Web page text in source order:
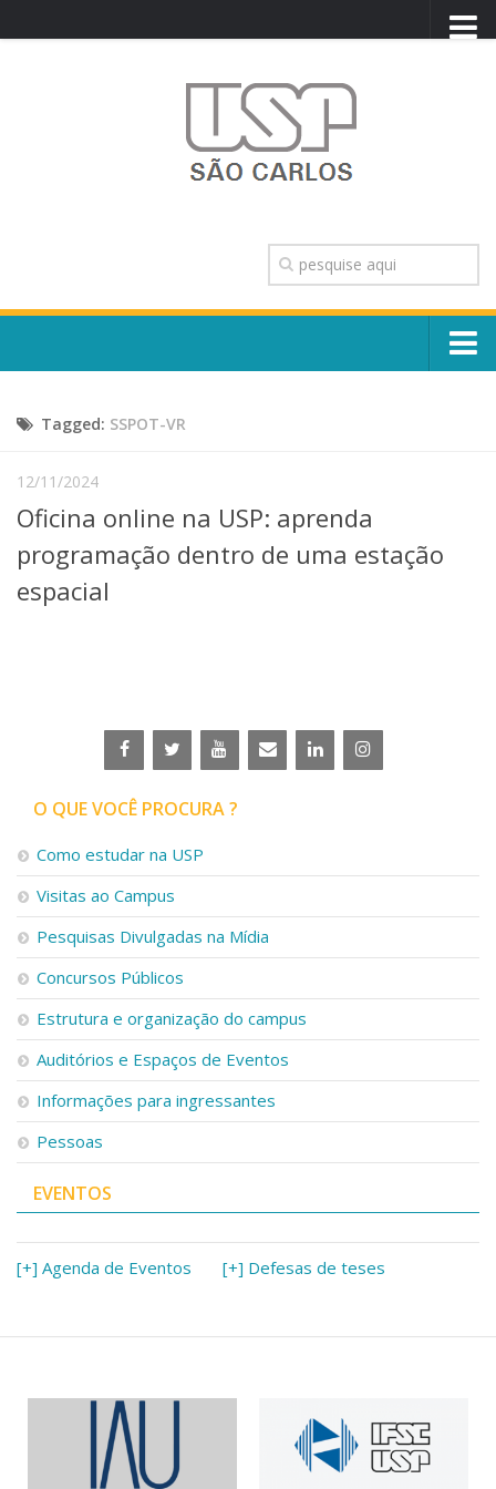
TRANSPARÊNCIA
OUVIDORIA
CONTATO
Escola, Institutos e Órgãos
Núcleos e Comissões
Telefones e Mapas
Ensino
Graduação
Linhas de Pesquisa
Centros, Núcleos e Projetos em Rede
Iniciação Científica
Empresas Juniores
Extensão à Comunidade
Projetos, Programas e Cursos
Artes, Cultura e Esportes
Museus e Espaços Interativos
Serviços
Bibliotecas
Apoio ao Estudante
Segurança, Trânsito e Prevenção
RH, Administrativo e Financeiro
Outros serviços
Comunicação
Assessorias e Mídias
Aplicativos e Sites
Jornal da USP
Agenda de Eventos
Tagged: SSPOT-VR
12/11/2024
Oficina online na USP: aprenda
programação dentro de uma estação
espacial
O QUE VOCÊ PROCURA ?
Como estudar na USP
Visitas ao Campus
Pesquisas Divulgadas na Mídia
Concursos Públicos
Estrutura e organização do campus
Auditórios e Espaços de Eventos
Informações para ingressantes
Pessoas
EVENTOS
[+] Agenda de Eventos [+] Defesas de teses